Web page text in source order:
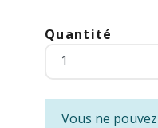
Quantité
Vous ne